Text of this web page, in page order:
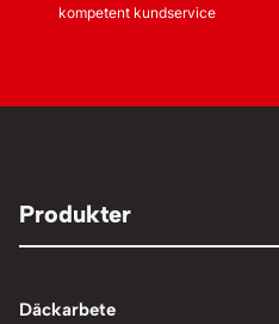
kompetent kundservice
Produkter
Däckarbete